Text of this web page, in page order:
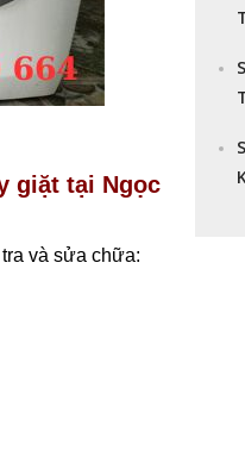
giặt tại Ngọc
và sửa chữa: